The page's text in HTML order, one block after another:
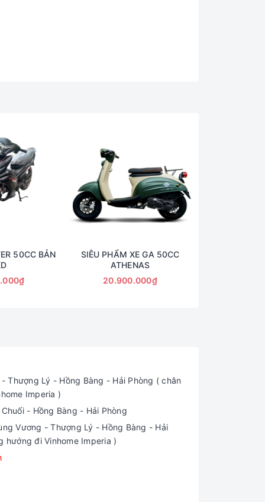
50CC BẢN
SIÊU PHẨM XE GA 50CC
ATHENAS
20.900.000₫
Thượng Lý - Hồng Bàng - Hải Phòng ( chân
Imperia )
- Hồng Bàng - Hải Phòng
Vương - Thượng Lý - Hồng Bàng - Hải
hướng đi Vinhome Imperia )